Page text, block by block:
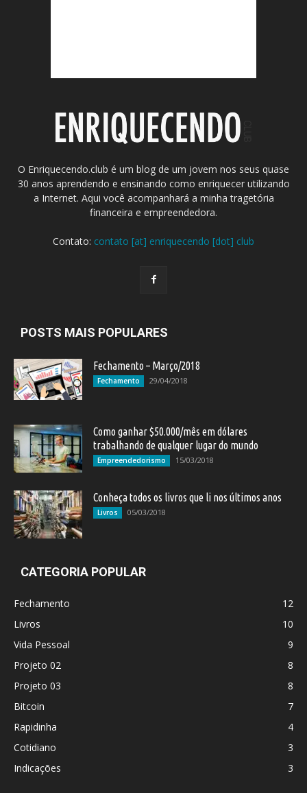
O Enriquecendo.club é um blog de um jovem nos seus quase
30 anos aprendendo e ensinando como enriquecer utilizando
a Internet. Aqui você acompanhará a minha tragetória
financeira e empreendedora.
Contato: contato [at] enriquecendo [dot] club
POSTS MAIS POPULARES
Fechamento – Março/2018
Fechamento 29/04/2018
Como ganhar $50.000/mês em dólares
trabalhando de qualquer lugar do mundo
Empreendedorismo 15/03/2018
Conheça todos os livros que li nos últimos anos
Livros 05/03/2018
CATEGORIA POPULAR
Fechamento
12
Livros
10
Vida Pessoal
9
Projeto 02
8
Projeto 03
8
Bitcoin
7
Rapidinha
4
Cotidiano
3
Indicações
3